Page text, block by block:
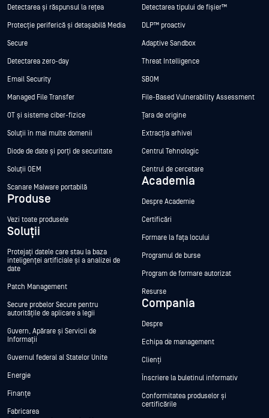
Detectarea și răspunsul la rețea
Protecție periferică și detașabilă Media
Secure
Detectarea zero-day
Email Security
Managed File Transfer
OT și sisteme ciber-fizice
Soluții în mai multe domenii
Diode de date și porți de securitate
Soluții OEM
Scanare Malware portabilă
Produse
Vezi toate produsele
Soluții
Protejați datele care stau la baza
inteligenței artificiale și a analizei de
date
Patch Management
Secure probelor Secure pentru
autoritățile de aplicare a legii
Guvern, Apărare și Servicii de
Informații
Guvernul federal al Statelor Unite
Energie
Finanțe
Fabricarea
Detectarea tipului de fișier™
DLP™ proactiv
Adaptive Sandbox
Threat Intelligence
SBOM
File-Based Vulnerability Assessment
Țara de origine
Extracția arhivei
Centrul Tehnologic
Centrul de cercetare
Academia
Despre Academie
Certificări
Formare la fața locului
Programul de burse
Program de formare autorizat
Resurse
Compania
Despre
Echipa de management
Clienți
Înscriere la buletinul informativ
Conformitatea produselor și
certificările